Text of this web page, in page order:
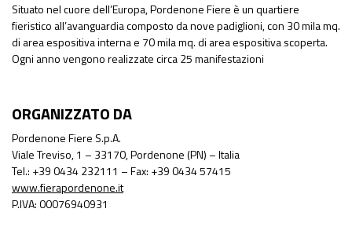
Situato nel cuore dell’Europa, Pordenone Fiere è un quartiere
fieristico all’avanguardia composto da nove padiglioni, con 30 mila mq.
di area espositiva interna e 70 mila mq. di area espositiva scoperta.
Ogni anno vengono realizzate circa 25 manifestazioni
ORGANIZZATO DA
Pordenone Fiere S.p.A.
Viale Treviso, 1 – 33170, Pordenone (PN) – Italia
Tel.: +39 0434 232111 – Fax: +39 0434 57415
www.fierapordenone.it
P.IVA: 00076940931